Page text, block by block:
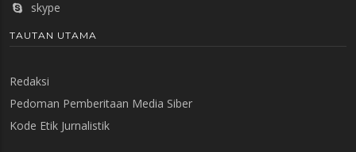
skype
TAUTAN UTAMA
Redaksi
Pedoman Pemberitaan Media Siber
Kode Etik Jurnalistik